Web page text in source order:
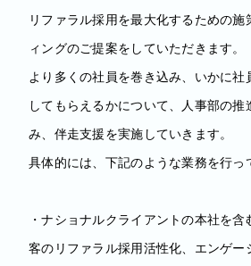
リファラル採用を最大化するための
ィングのご提案をしていただきます。
より多くの社員を巻き込み、いかに社
してもらえるかについて、人事部の推
み、伴走支援を実施していきます。
具体的には、下記のような業務を行っ
・ナショナルクライアントの本社を
客のリファラル採用活性化、エンゲー